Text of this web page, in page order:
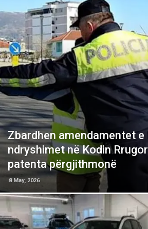
Zbardhen amendamentet e
ndryshimet në Kodin
patenta përgjithmonë
8 May, 2026